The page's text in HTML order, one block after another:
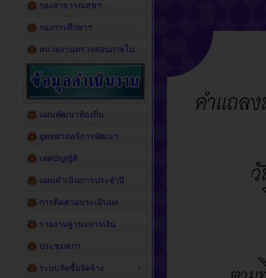
กองสาธารณสุขฯ
กองการศึกษาฯ
หน่วยงานตรวจสอบภายใน
แผนพัฒนาท้องถิ่น
ยุทธศาสตร์การพัฒนา
เทศบัญญัติ
แผนดำเนินการประจำปี
การติดตามประเมินผล
รายงานฐานะการเงิน
ประชุมสภา
ระบบจัดซื้อจัดจ้าง